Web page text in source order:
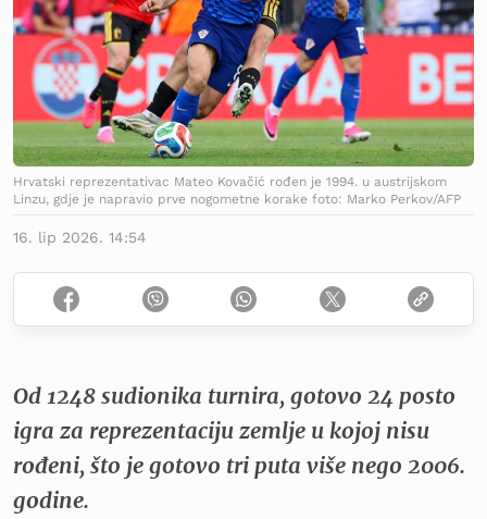
Hrvatski reprezentativac Mateo Kovačić rođen je 1994. u austrijskom
Linzu, gdje je napravio prve nogometne korake foto: Marko Perkov/AFP
16. lip 2026. 14:54
Od 1248 sudionika turnira, gotovo 24 posto
igra za reprezentaciju zemlje u kojoj nisu
rođeni, što je gotovo tri puta više nego 2006.
godine.